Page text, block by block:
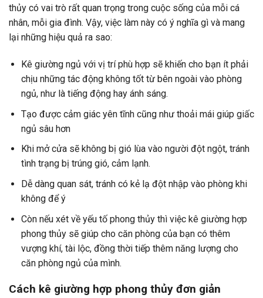
thủy có vai trò rất quan trọng trong cuộc sống của mỗi cá
nhân, mỗi gia đình. Vậy, việc làm này có ý nghĩa gì và mang
lại những hiệu quả ra sao:
Kê giường ngủ với vị trí phù hợp sẽ khiến cho bạn ít phải
chịu những tác động không tốt từ bên ngoài vào phòng
ngủ, như là tiếng động hay ánh sáng.
Tạo được cảm giác yên tĩnh cũng như thoải mái giúp giấc
ngủ sâu hơn
Khi mở cửa sẽ không bị gió lùa vào người đột ngột, tránh
tình trạng bị trúng gió, cảm lạnh.
Dễ dàng quan sát, tránh có kẻ lạ đột nhập vào phòng khi
không để ý
Còn nếu xét về yếu tố phong thủy thì việc kê giường hợp
phong thủy sẽ giúp cho căn phòng của bạn có thêm
vượng khí, tài lộc, đồng thời tiếp thêm năng lượng cho
căn phòng ngủ của mình.
Cách kê giường hợp phong thủy đơn giản